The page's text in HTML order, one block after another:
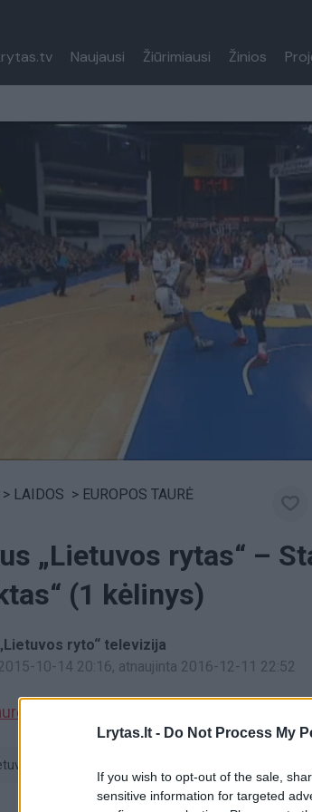
Lrytas.lt - Do Not Process My
If you wish to opt-out of the sale,
sensitive information for targeted
Naujausi Žiūrimiausi Žinios
> LAIDOS > EUROPOS TAURĖ
„Lietuvos rytas“ –
(1 kėlinys)
ryto“ televizija
10-14 20:16, atnaujinta 2016-12-11 22:52
rytas